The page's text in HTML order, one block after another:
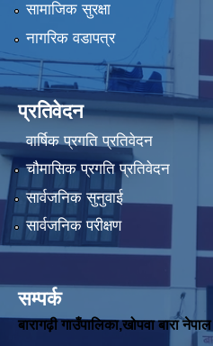
सामाजिक सुरक्षा
नागरिक वडापत्र
प्रतिवेदन
वार्षिक प्रगति प्रतिवेदन
चौमासिक प्रगति प्रतिवेदन
सार्वजनिक सुनुवाई
सार्वजनिक परीक्षण
सम्पर्क
बारागढ़ी गाउँपालिका,खोपवा बारा नेपाल